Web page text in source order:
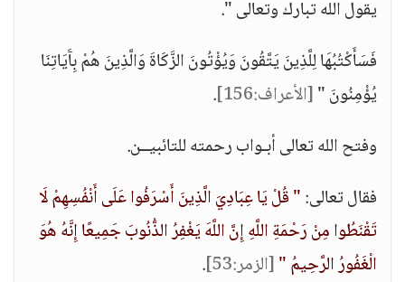
يقول الله تبارك وتعالى ".
فَسَأَكْتُبُهَا لِلَّذِينَ يَتَّقُونَ وَيُؤْتُونَ الزَّكَاةَ وَالَّذِينَ هُمْ بِآَيَاتِنَا
يُؤْمِنُونَ "[الأعراف:156]
.
وفتح الله تعالى أبـواب رحمته للتائبيــن.
فقال تعالى:" قُلْ يَا عِبَادِيَ الَّذِينَ أَسْرَفُوا عَلَى أَنْفُسِهِمْ لَا
تَقْنَطُوا مِنْ رَحْمَةِ اللَّهِ إِنَّ اللَّهَ يَغْفِرُ الذُّنُوبَ جَمِيعًا إِنَّهُ هُوَ
الْغَفُورُ الرَّحِيمُ "[الزمر:53]
.